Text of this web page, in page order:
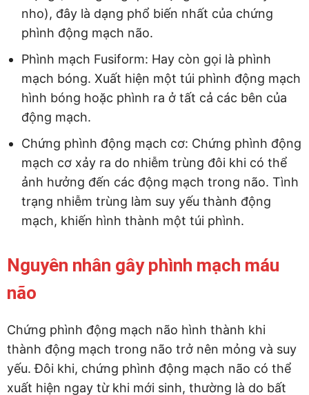
nho), đây là dạng phổ biến nhất của chứng
phình động mạch não.
Phình mạch Fusiform: Hay còn gọi là phình
mạch bóng. Xuất hiện một túi phình động mạch
hình bóng hoặc phình ra ở tất cả các bên của
động mạch.
Chứng phình động mạch cơ: Chứng phình động
mạch cơ xảy ra do nhiễm trùng đôi khi có thể
ảnh hưởng đến các động mạch trong não. Tình
trạng nhiễm trùng làm suy yếu thành động
mạch, khiến hình thành một túi phình.
Nguyên nhân gây phình mạch máu
não
Chứng phình động mạch não hình thành khi
thành động mạch trong não trở nên mỏng và suy
yếu. Đôi khi, chứng phình động mạch não có thể
xuất hiện ngay từ khi mới sinh, thường là do bất